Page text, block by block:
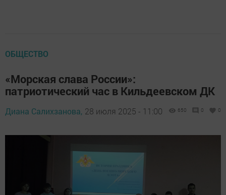
ОБЩЕСТВО
«Морская слава России»:
патриотический час в Кильдеевском ДК
Диана Салихзанова, 28 июля 2025 - 11:00 650 0 0